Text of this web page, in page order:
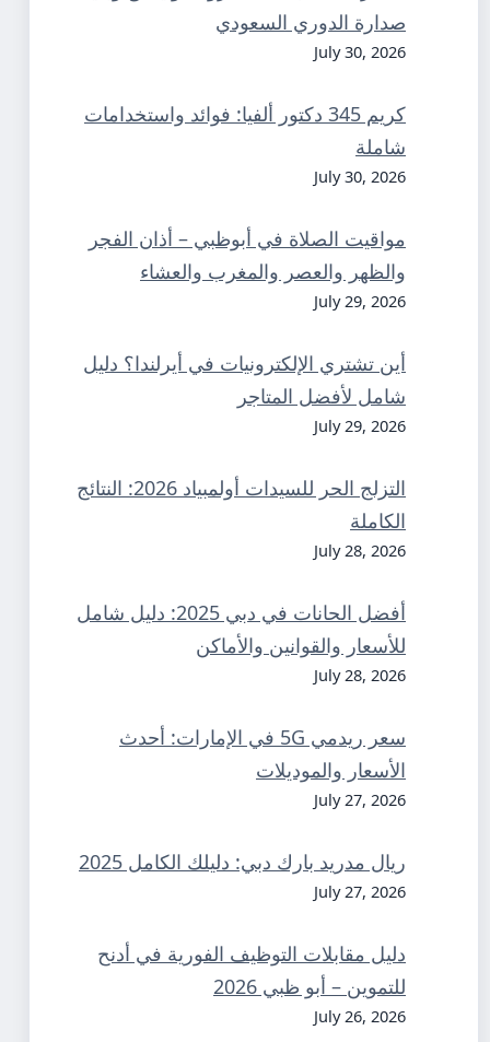
صدارة الدوري السعودي
July 30, 2026
كريم 345 دكتور ألفيا: فوائد واستخدامات
شاملة
July 30, 2026
مواقيت الصلاة في أبوظبي – أذان الفجر
والظهر والعصر والمغرب والعشاء
July 29, 2026
أين تشتري الإلكترونيات في أيرلندا؟ دليل
شامل لأفضل المتاجر
July 29, 2026
التزلج الحر للسيدات أولمبياد 2026: النتائج
الكاملة
July 28, 2026
أفضل الحانات في دبي 2025: دليل شامل
للأسعار والقوانين والأماكن
July 28, 2026
سعر ريدمي 5G في الإمارات: أحدث
الأسعار والموديلات
July 27, 2026
ريال مدريد بارك دبي: دليلك الكامل 2025
July 27, 2026
دليل مقابلات التوظيف الفورية في أدنح
للتموين – أبو ظبي 2026
July 26, 2026